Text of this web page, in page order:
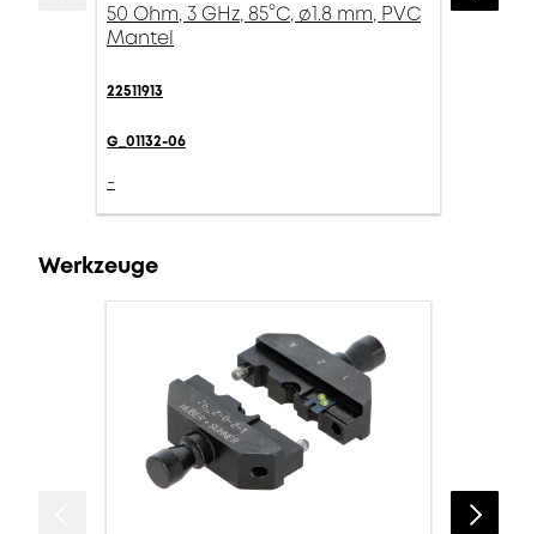
50 Ohm, 3 GHz, 85°C, ø1.8 mm, PVC
Mantel
22511913
G_01132-06
-
Werkzeuge